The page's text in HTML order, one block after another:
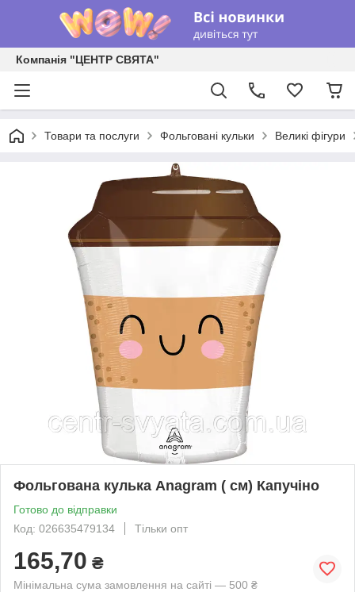
Компанія "ЦЕНТР СВЯТА"
Товари та послуги Фольговані кульки Великі фігури
Фольгована кулька Anagram ( см) Капучіно
Готово до відправки
Код: 026635479134
Тільки опт
165,70 ₴
Мінімальна сума замовлення на сайті — 500 ₴